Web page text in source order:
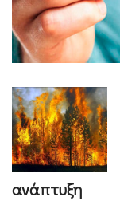
ανάπτυξη